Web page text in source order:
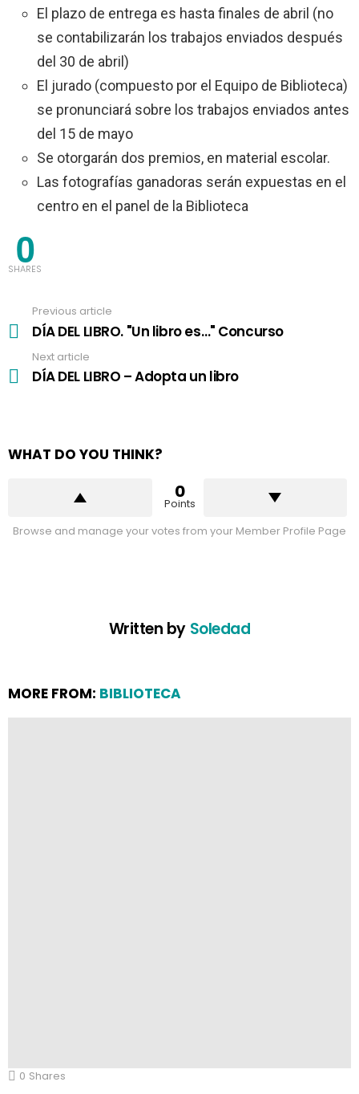
El plazo de entrega es hasta finales de abril (no
se contabilizarán los trabajos enviados después
del 30 de abril)
El jurado (compuesto por el Equipo de Biblioteca)
se pronunciará sobre los trabajos enviados antes
del 15 de mayo
Se otorgarán dos premios, en material escolar.
Las fotografías ganadoras serán expuestas en el
centro en el panel de la Biblioteca
0
SHARES
more
Previous article
DÍA DEL LIBRO. "Un libro es…" Concurso
Next article
DÍA DEL LIBRO – Adopta un libro
WHAT DO YOU THINK?
0
Points
Browse and manage your votes from your Member Profile Page
Written by Soledad
MORE FROM: BIBLIOTECA
0 Shares